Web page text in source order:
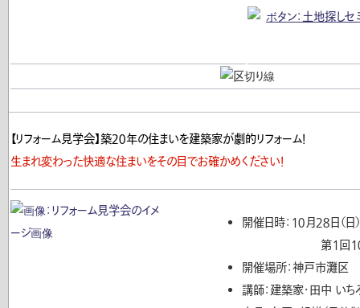
【リフォーム見学会】築２０年の住まいを建築家が劇的リフォーム！
生まれ変わった快適な住まいをその目でお確かめください！
開催日時：１０月２８日（日）
第１回１０：３０
開催場所：神戸市灘区
講師：建築家・田中 いち